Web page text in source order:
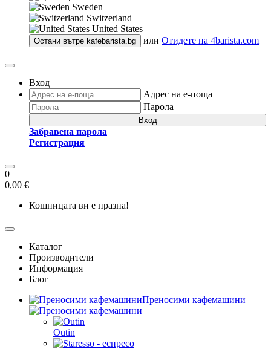
Sweden
Switzerland
United States
Остани вътре kafebarista.bg или Отидете на 4barista.com
Вход
Адрес на е-поща
Парола
Вход
Забравена парола
Регистрация
0
0,00 €
Кошницата ви е празна!
Каталог
Производители
Информация
Блог
Преносими кафемашини
Outin